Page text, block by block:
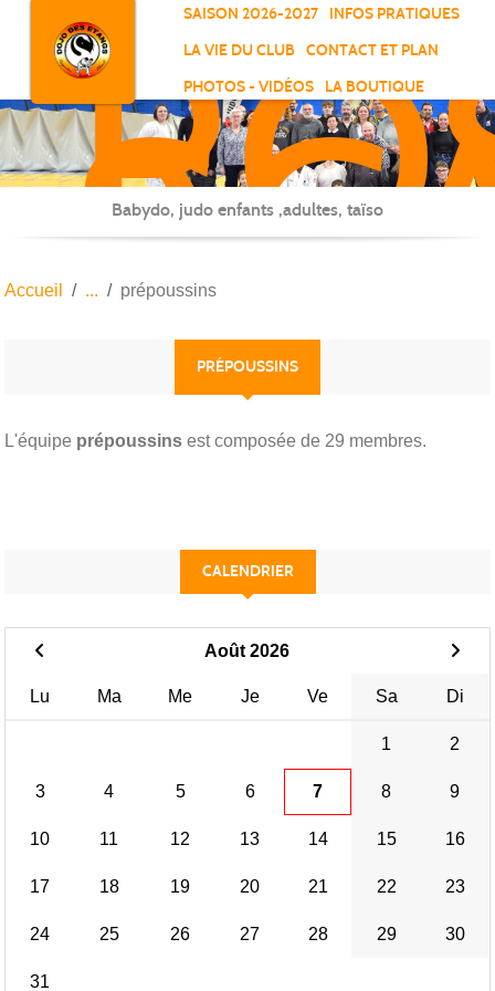
SAISON 2026-2027
INFOS PRATIQUES
LA VIE DU CLUB
CONTACT ET PLAN
PHOTOS - VIDÉOS
LA BOUTIQUE
-
-
Babydo, judo enfants ,adultes, taïso
Accueil prépoussins
PRÉPOUSSINS
L'équipe prépoussins est composée de 29 membres.
CALENDRIER
Août 2026
Lu Ma Me Je Ve Sa Di
1 2
3 4 5 6 7 8 9
10 11 12 13 14 15 16
17 18 19 20 21 22 23
24 25 26 27 28 29 30
31
Panneau de gestion des cookies